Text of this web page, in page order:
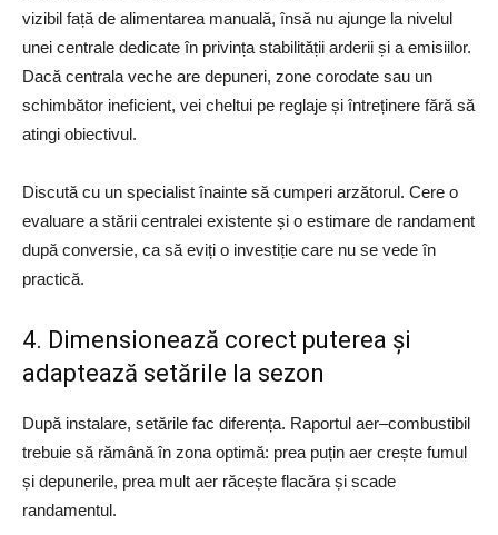
vizibil față de alimentarea manuală, însă nu ajunge la nivelul
unei centrale dedicate în privința stabilității arderii și a emisiilor.
Dacă centrala veche are depuneri, zone corodate sau un
schimbător ineficient, vei cheltui pe reglaje și întreținere fără să
atingi obiectivul.
Discută cu un specialist înainte să cumperi arzătorul. Cere o
evaluare a stării centralei existente și o estimare de randament
după conversie, ca să eviți o investiție care nu se vede în
practică.
4. Dimensionează corect puterea și
adaptează setările la sezon
După instalare, setările fac diferența. Raportul aer–combustibil
trebuie să rămână în zona optimă: prea puțin aer crește fumul
și depunerile, prea mult aer răcește flacăra și scade
randamentul.